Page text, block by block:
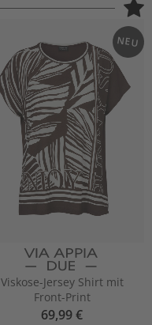
NEU
Viskose-Jersey Shirt mit
Front-Print
69,99 €